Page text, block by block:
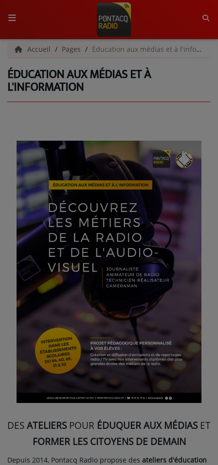
ACCUEIL
RADIO
C'ÉTAIT QUOI CE TITRE ?
MÉDIAS
PODCASTS - SAISON 2026/2027
NOS PROGRAMMES COURTS
ARCHIVES - SAISONS PASSÉES
VOS ÉMISSIONS EN IMAGES
PHOTOS
ANNONCEURS & ESPACE PRO
VOTRE PUBLICITÉ SUR PONTACQ RADIO
LOCATION DE STUDIOS
ÉDUCATION AUX MÉDIAS ET À
L'INFORMATION
EN QUOI ÇA CONSISTE ?
ÉCOUTEZ LES PRODUCTIONS
Accueil Pages Éducation aux médias et à l'information
ÉDUCATION AUX MÉDIAS ET À
L'INFORMATION
DES ATELIERS POUR ÉDUQUER AUX MÉDIAS ET
FORMER LES CITOYENS DE DEMAIN
Depuis 2014, Pontacq Radio propose des ateliers d'éducation